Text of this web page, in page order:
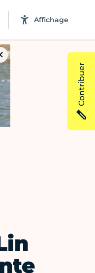
Affichage
Contribuer